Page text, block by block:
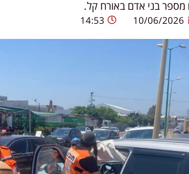
מספר בני אדם באורח קל.
10/06/2026
14:53